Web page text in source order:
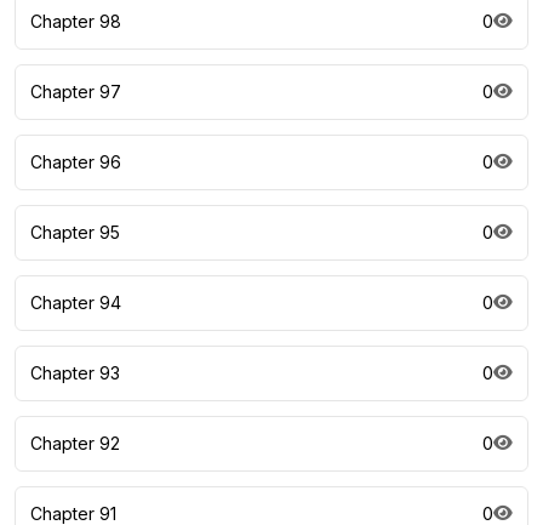
Chapter 98 0
Chapter 97 0
Chapter 96 0
Chapter 95 0
Chapter 94 0
Chapter 93 0
Chapter 92 0
Chapter 91 0